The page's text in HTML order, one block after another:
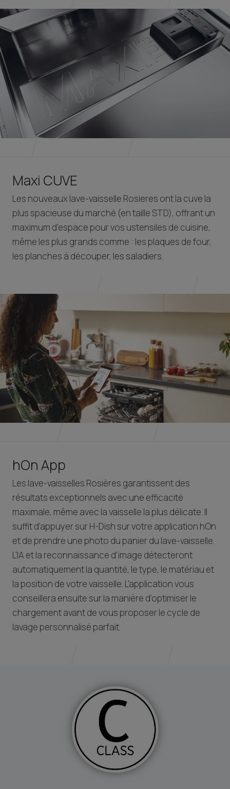
Maxi CUVE
Les nouveaux lave-vaisselle Rosieres ont la cuve la
plus spacieuse du marché (en taille STD), offrant un
maximum d'espace pour vos ustensiles de cuisine,
même les plus grands comme : les plaques de four,
les planches à découper, les saladiers.
hOn App
Les lave-vaisselles Rosières garantissent des
résultats exceptionnels avec une efficacité
maximale, même avec la vaisselle la plus délicate. Il
suffit d'appuyer sur H-Dish sur votre application hOn
et de prendre une photo du panier du lave-vaisselle.
L'IA et la reconnaissance d'image détecteront
automatiquement la quantité, le type, le matériau et
la position de votre vaisselle. L'application vous
conseillera ensuite sur la manière d'optimiser le
chargement avant de vous proposer le cycle de
lavage personnalisé parfait.